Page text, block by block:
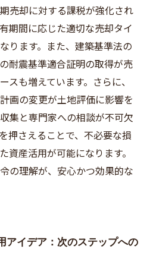
売却に対する課税が強化され
期間に応じた適切な売却タイ
ります。また、建築基準法の
耐震基準適合証明の取得が売
スも増えています。さらに、
画の変更が土地評価に影響を
集と専門家への相談が不可欠
押さえることで、不必要な損
資産活用が可能になります。
の理解が、安心かつ効果的な
アイデア：次のステップへの